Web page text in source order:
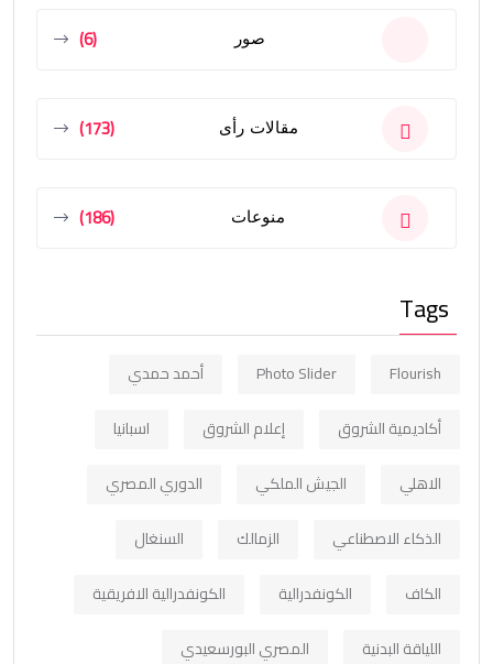
صور (6)
مقالات رأى (173)
منوعات (186)
Tags
Flourish
Photo Slider
أحمد حمدي
أكاديمية الشروق
إعلام الشروق
اسبانيا
الاهلي
الجيش الملكي
الدوري المصري
الذكاء الاصطناعي
الزمالك
السنغال
الكاف
الكونفدرالية
الكونفدرالية الافريقية
اللياقة البدنية
المصري البورسعيدي